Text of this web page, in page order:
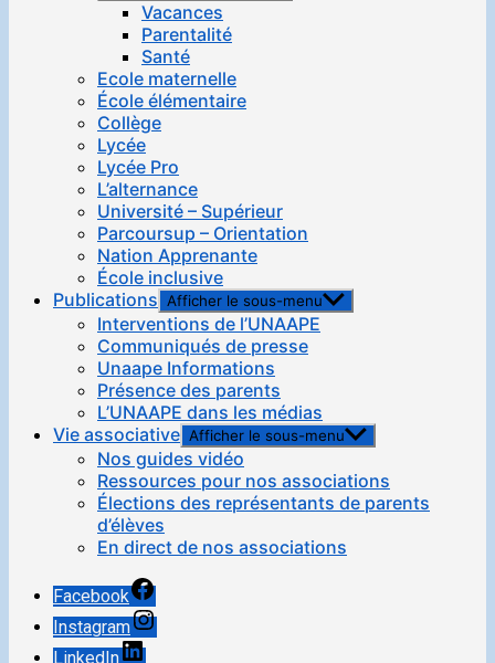
Vacances
Parentalité
Santé
Ecole maternelle
École élémentaire
Collège
Lycée
Lycée Pro
L’alternance
Université – Supérieur
Parcoursup – Orientation
Nation Apprenante
École inclusive
Publications Afficher le sous-menu
Interventions de l’UNAAPE
Communiqués de presse
Unaape Informations
Présence des parents
L’UNAAPE dans les médias
Vie associative Afficher le sous-menu
Nos guides vidéo
Ressources pour nos associations
Élections des représentants de parents
d’élèves
En direct de nos associations
Facebook
Instagram
LinkedIn